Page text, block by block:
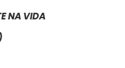
NA VIDA